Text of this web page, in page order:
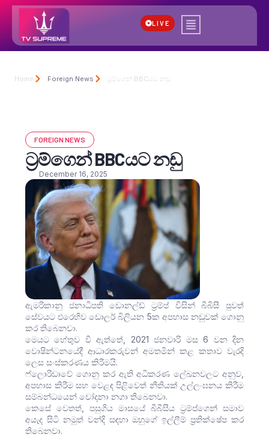
LIVE
Home Foreign News ට්‍රම්ගෙන් BBCයට නඩු
FOREIGN NEWS
ට්‍රම්ගෙන් BBCයට නඩු
December 16, 2025
ඇමරිකානු ජනාධිපති ඩොනල්ඩ් ට්‍රම්ප් විසින් බීබීසී පුවත්
සේවයට එරෙහිව ඩොලර් බිලියන 5ක අපහාස නඩුවක් ගොනු
කර තිබෙනවා.
මෙයට හේතුව වී ඇත්තේ, 2021 ජනවාරි මස 6 වන දින
වොෂින්ටනයේදී ආධාරකරුවන් අමතමින් කළ කතාව වැරදි
ලෙස සංස්කරණය කිරීමයි.
ෆ්ලොරිඩාවේ ගොනු කර ඇති අධිකරණ ලේඛනවලට අනුව,
අපහාස කිරීම සහ වෙළඳ පිළිවෙත් නීතියක් උල්ලංඝනය කිරීම
සම්බන්ධයෙන් චෝදනා නගා තිබෙනවා.
කෙසේ වෙතත්, පසුගිය මාසයේ බීබීසීය ට්‍රම්ප්ගෙන් සමාව
අයැද සිටි නමුත් වන්දි සඳහා ඔහුගේ ඉල්ලීම් ප්‍රතික්ෂේප කර
තිබෙනවා.